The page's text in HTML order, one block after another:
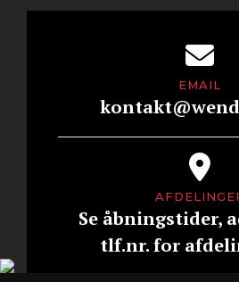
EMAIL
Se åbningstider,
tlf.nr. for